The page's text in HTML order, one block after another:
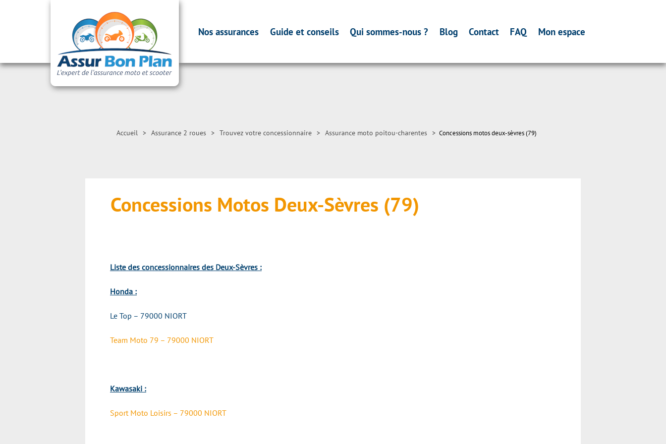
Nos assurances Guide et conseils Qui sommes-nous ? Blog Contact FAQ Mon espace
Accueil > Assurance 2 roues > Trouvez votre concessionnaire > Assurance moto poitou-charentes > Concessions motos deux-sèvres (79)
Concessions Motos Deux-Sèvres (79)
Liste des concessionnaires des Deux-Sèvres :
Honda :
Le Top – 79000 NIORT
Team Moto 79 – 79000 NIORT
Kawasaki :
Sport Moto Loisirs – 79000 NIORT